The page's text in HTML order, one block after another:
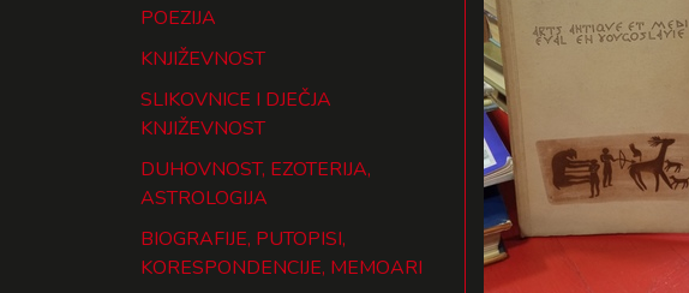
POEZIJA
KNJIŽEVNOST
SLIKOVNICE I DJEČJA
KNJIŽEVNOST
DUHOVNOST, EZOTERIJA,
ASTROLOGIJA
BIOGRAFIJE, PUTOPISI,
KORESPONDENCIJE, MEMOARI